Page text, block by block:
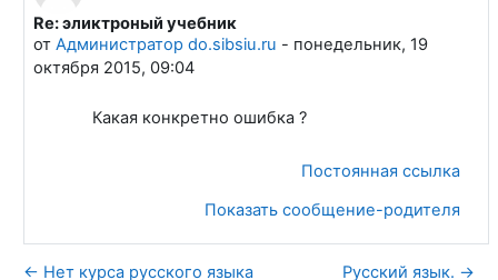
В ответ на Лобанов Сергей Андреевич
Re: эликтроный учебник
от Администратор do.sibsiu.ru - понедельник, 19
октября 2015, 09:04
Какая конкретно ошибка ?
Постоянная ссылка
Показать сообщение-родителя
← Нет курса русского языка Русский язык. →